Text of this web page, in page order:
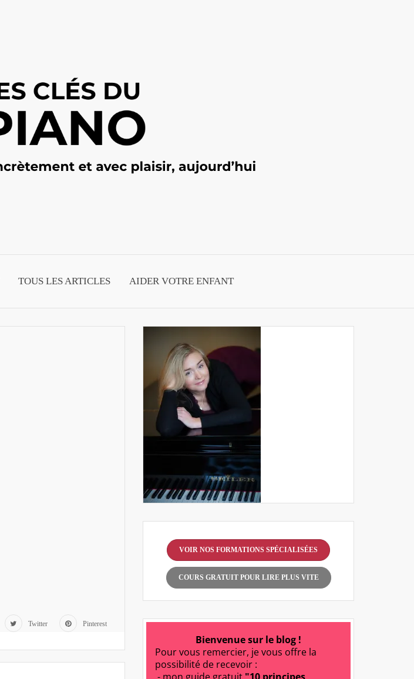
TOUS LES ARTICLES AIDER VOTRE ENFANT
Twitter Pinterest
VOIR NOS FORMATIONS SPÉCIALISÉES
COURS GRATUIT POUR LIRE PLUS VITE